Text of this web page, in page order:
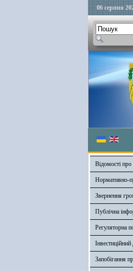
06 серпня
Відомості
Нормативно-
Звернення
Публічна
Регуляторна
Запобігання